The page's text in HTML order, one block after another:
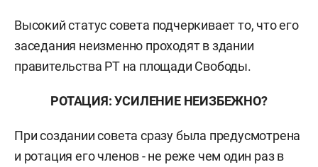
Высокий статус совета подчеркивает то, что его
заседания неизменно проходят в здании
правительства РТ на площади Свободы.
РОТАЦИЯ: УСИЛЕНИЕ НЕИЗБЕЖНО?
При создании совета сразу была предусмотрена
и ротация его членов - не реже чем один раз в